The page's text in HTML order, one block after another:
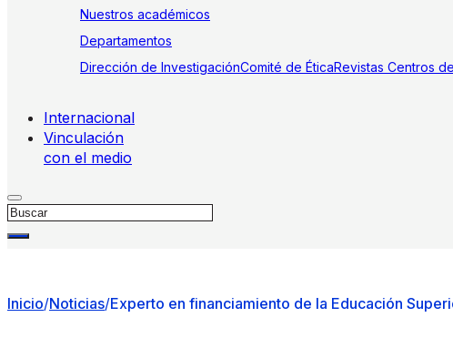
Nuestros académicos
Departamentos
Dirección de InvestigaciónComité de ÉticaRevistas Centros
Internacional
Vinculación
con el medio
Buscar
Inicio/Noticias/Experto en financiamiento de la Educación